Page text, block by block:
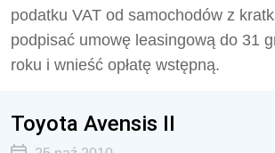
podatku VAT od samochodów z
podpisać umowę leasingową do 31
roku i wnieść opłatę wstępną.
Toyota Avensis II